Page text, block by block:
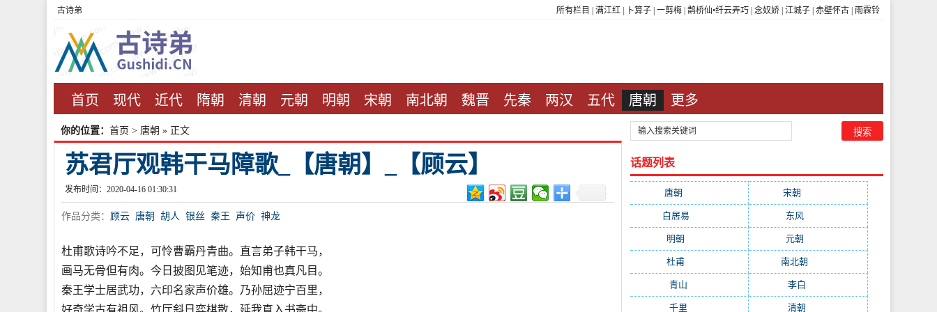
所有栏目 满江红 卜算子 一剪梅 鹊桥仙•纤云弄巧 念奴娇 江城子 赤壁怀古 雨霖铃
古诗弟
首页 现代 近代 隋朝 清朝 元朝 明朝 宋朝 南北朝 魏晋 先秦 两汉 五代 唐朝 更多
你的位置： 首页 > 唐朝 » 正文
苏君厅观韩干马障歌_【唐朝】_【顾云】
发布时间：2020-04-16 01:30:31
作品分类： 顾云 唐朝 胡人 银丝 秦王 声价 神龙
杜甫歌诗吟不足，可怜曹霸丹青曲。直言弟子韩干马，
画马无骨但有肉。今日披图见笔迹，始知甫也真凡目。
秦王学士居武功，六印名家声价雄。乃孙屈迹宁百里，
好奇学古有祖风。竹厅斜日弈棋散，延我直入书斋中。
话题列表
唐朝 宋朝
白居易 东风(1544)
明朝 元朝
杜甫 南北朝
青山 李白
千里 清朝